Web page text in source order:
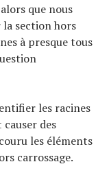
que nous
section hors
à presque tous
les racines
des
les éléments
carrossage.